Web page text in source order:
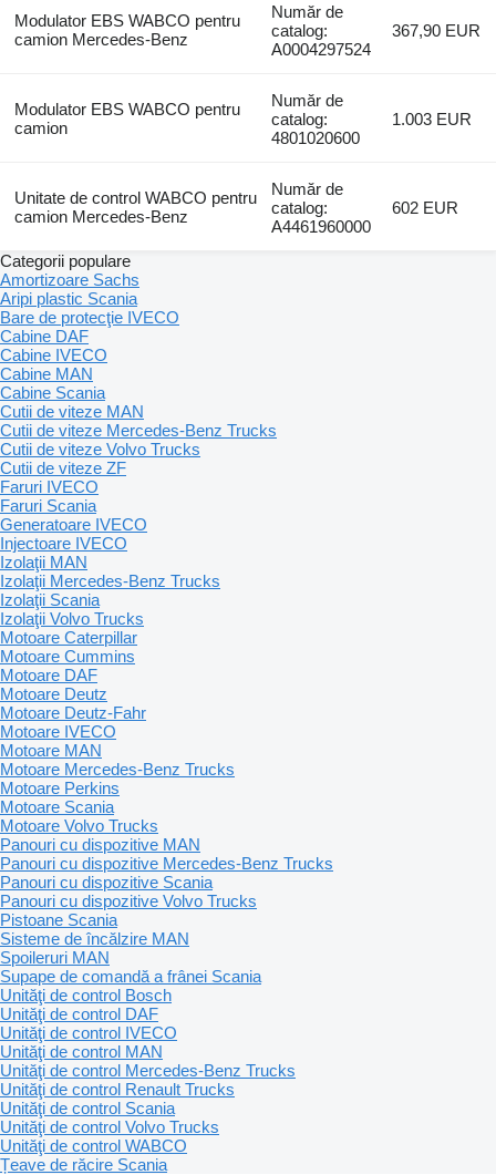
Modulator EBS WABCO pentru
camion Mercedes-Benz
Număr de
catalog:
A0004297524
367,90 EUR
Modulator EBS WABCO pentru
camion
Număr de
catalog:
4801020600
1.003 EUR
Unitate de control WABCO pentru
camion Mercedes-Benz
Număr de
catalog:
A4461960000
602 EUR
Categorii populare
Amortizoare Sachs
Aripi plastic Scania
Bare de protecţie IVECO
Cabine DAF
Cabine IVECO
Cabine MAN
Cabine Scania
Cutii de viteze MAN
Cutii de viteze Mercedes-Benz Trucks
Cutii de viteze Volvo Trucks
Cutii de viteze ZF
Faruri IVECO
Faruri Scania
Generatoare IVECO
Injectoare IVECO
Izolaţii MAN
Izolaţii Mercedes-Benz Trucks
Izolaţii Scania
Izolaţii Volvo Trucks
Motoare Caterpillar
Motoare Cummins
Motoare DAF
Motoare Deutz
Motoare Deutz-Fahr
Motoare IVECO
Motoare MAN
Motoare Mercedes-Benz Trucks
Motoare Perkins
Motoare Scania
Motoare Volvo Trucks
Panouri cu dispozitive MAN
Panouri cu dispozitive Mercedes-Benz Trucks
Panouri cu dispozitive Scania
Panouri cu dispozitive Volvo Trucks
Pistoane Scania
Sisteme de încălzire MAN
Spoileruri MAN
Supape de comandă a frânei Scania
Unităţi de control Bosch
Unităţi de control DAF
Unităţi de control IVECO
Unităţi de control MAN
Unităţi de control Mercedes-Benz Trucks
Unităţi de control Renault Trucks
Unităţi de control Scania
Unităţi de control Volvo Trucks
Unităţi de control WABCO
Țeave de răcire Scania